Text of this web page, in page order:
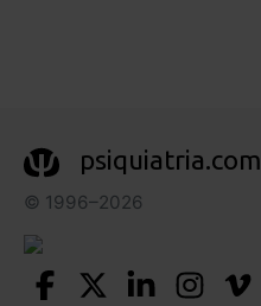
psiquiatria.com
© 1996–2026